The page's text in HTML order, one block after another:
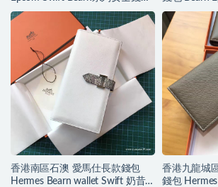
H扣長款錢包颜色大全
顏色列表大
香港南區石澳 愛馬仕長款錢包
Hermes Bearn wallet Swift 奶昔
香港九龍城
錢包 Hermes